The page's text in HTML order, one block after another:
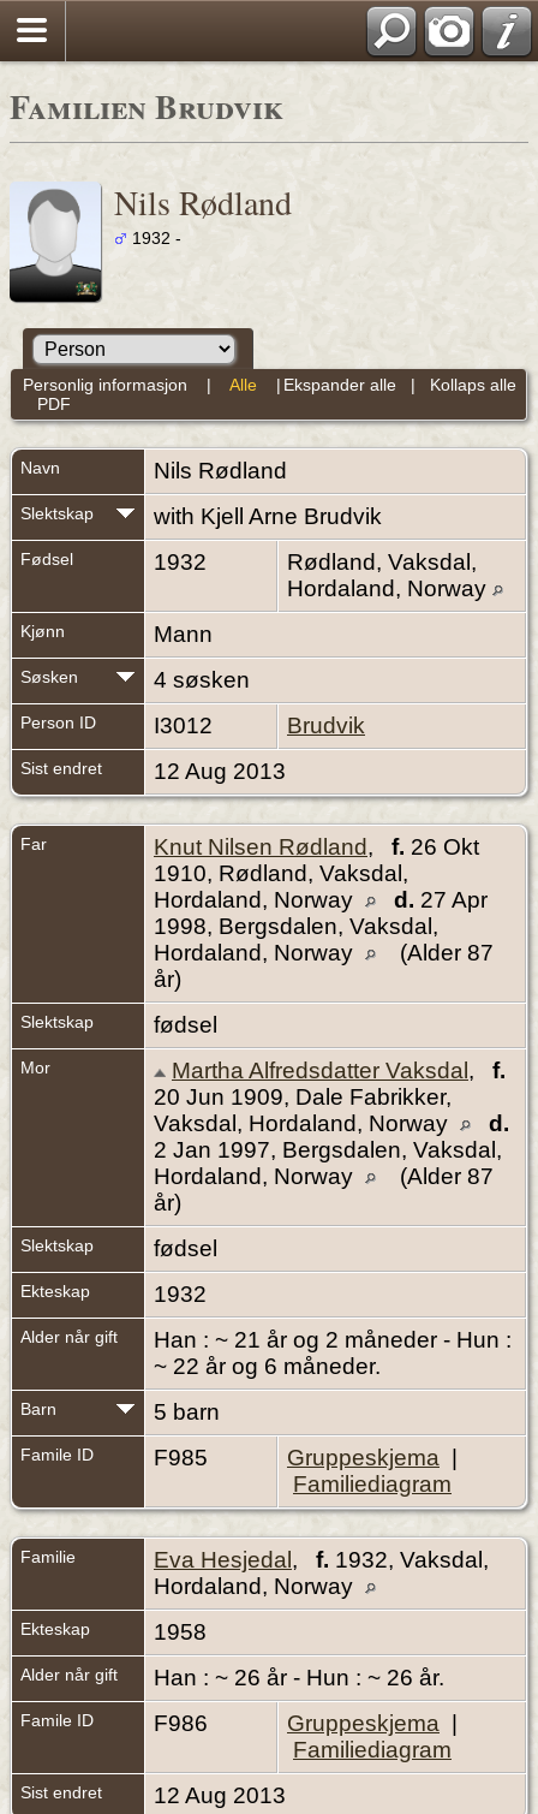
Familien Brudvik
Nils Rødland
1932 -
Ekspander alle | Kollaps alle
Personlig informasjon | Alle |
PDF
Navn Nils Rødland
Slektskap with Kjell Arne Brudvik
Fødsel 1932
Rødland, Vaksdal,
Hordaland, Norway
Kjønn Mann
Søsken 4 søsken
Person ID I3012 Brudvik
Sist endret 12 Aug 2013
Far Knut Nilsen Rødland, f. 26 Okt
1910, Rødland, Vaksdal,
Hordaland, Norway
d. 27 Apr
1998, Bergsdalen, Vaksdal,
Hordaland, Norway
(Alder 87
år)
Slektskap fødsel
Mor Martha Alfredsdatter Vaksdal , f.
20 Jun 1909, Dale Fabrikker,
Vaksdal, Hordaland, Norway
d.
2 Jan 1997, Bergsdalen, Vaksdal,
Hordaland, Norway
(Alder 87
år)
Slektskap fødsel
Ekteskap 1932
Alder når gift
Han : ~ 21 år og 2 måneder - Hun :
~ 22 år og 6 måneder.
Barn 5 barn
Famile ID F985 Gruppeskjema
Familiediagram
Familie Eva Hesjedal , f. 1932, Vaksdal,
Hordaland, Norway
Ekteskap 1958
Alder når gift Han : ~ 26 år - Hun : ~ 26 år.
Famile ID F986 Gruppeskjema
Familiediagram
Sist endret 12 Aug 2013